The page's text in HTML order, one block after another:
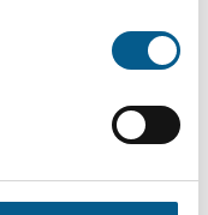
Suchen